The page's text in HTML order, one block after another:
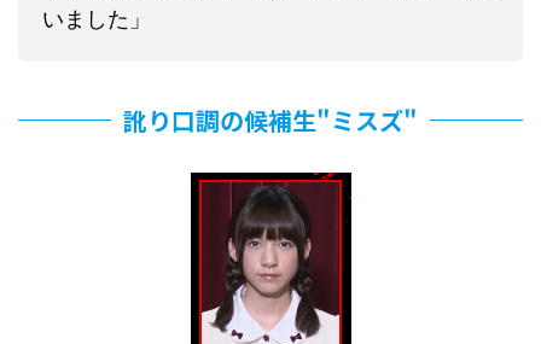
いました」
訛り口調の候補生"ミスズ"